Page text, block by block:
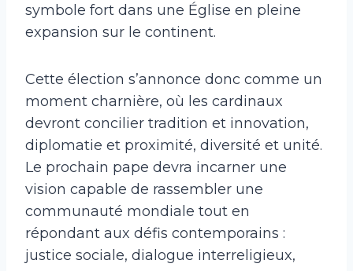
symbole fort dans une Église en pleine
expansion sur le continent.
Cette élection s’annonce donc comme un
moment charnière, où les cardinaux
devront concilier tradition et innovation,
diplomatie et proximité, diversité et unité.
Le prochain pape devra incarner une
vision capable de rassembler une
communauté mondiale tout en
répondant aux défis contemporains :
justice sociale, dialogue interreligieux,